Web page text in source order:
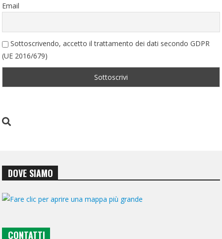
Email
Sottoscrivendo, accetto il trattamento dei dati secondo GDPR
(UE 2016/679)
DOVE SIAMO
CONTATTI